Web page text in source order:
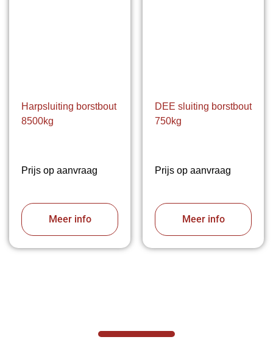
Harpsluiting borstbout
8500kg
Prijs op aanvraag
Meer info
DEE sluiting borstbout
750kg
Prijs op aanvraag
Meer info